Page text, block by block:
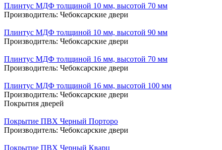
Плинтус МДФ толщиной 10 мм, высотой 70 мм
Производитель: Чебоксарские двери
Плинтус МДФ толщиной 10 мм, высотой 90 мм
Производитель: Чебоксарские двери
Плинтус МДФ толщиной 16 мм, высотой 70 мм
Производитель: Чебоксарские двери
Плинтус МДФ толщиной 16 мм, высотой 100 мм
Производитель: Чебоксарские двери
Покрытия дверей
Покрытие ПВХ Черный Порторо
Производитель: Чебоксарские двери
Покрытие ПВХ Черный Кварц